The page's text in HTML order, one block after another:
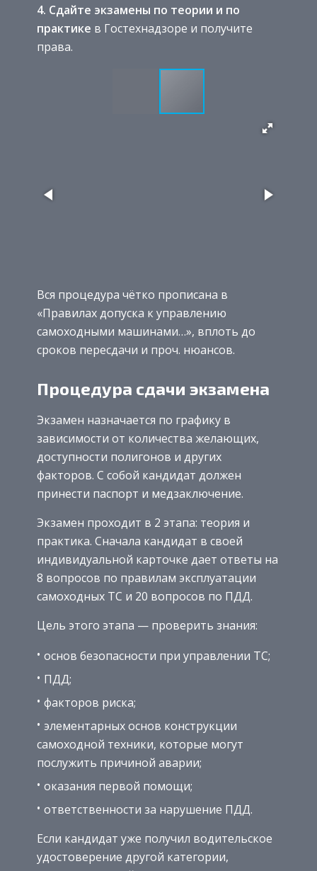
4. Сдайте экзамены по теории и по
практике в Гостехнадзоре и получите
права.
Вся процедура чётко прописана в
«Правилах допуска к управлению
самоходными машинами…», вплоть до
сроков пересдачи и проч. нюансов.
Процедура сдачи экзамена
Экзамен назначается по графику в
зависимости от количества желающих,
доступности полигонов и других
факторов. С собой кандидат должен
принести паспорт и медзаключение.
Экзамен проходит в 2 этапа: теория и
практика. Сначала кандидат в своей
индивидуальной карточке дает ответы на
8 вопросов по правилам эксплуатации
самоходных ТС и 20 вопросов по ПДД.
Цель этого этапа — проверить знания:
основ безопасности при управлении ТС;
ПДД;
факторов риска;
элементарных основ конструкции
самоходной техники, которые могут
послужить причиной аварии;
оказания первой помощи;
ответственности за нарушение ПДД.
Если кандидат уже получил водительское
удостоверение другой категории,